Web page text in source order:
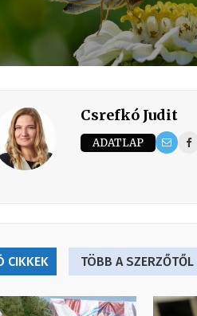
Csrefkó Judit
ADATLAP
CIKKEK TÖBB A SZERZŐTŐL